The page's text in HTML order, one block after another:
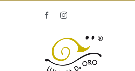
FacebookInstagram